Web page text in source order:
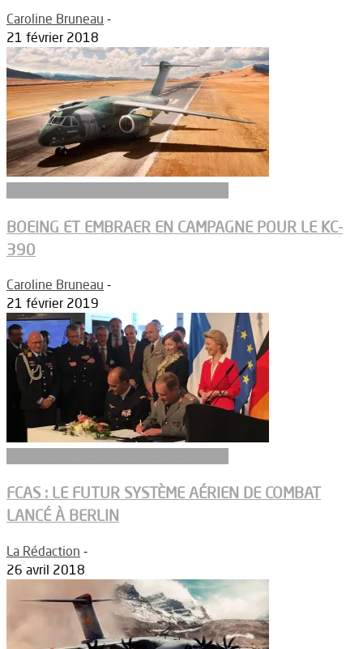
Caroline Bruneau -
21 février 2018
BOEING ET EMBRAER EN CAMPAGNE POUR LE KC-
390
Caroline Bruneau -
21 février 2019
FCAS : LE FUTUR SYSTÈME AÉRIEN DE COMBAT
LANCÉ À BERLIN
La Rédaction -
26 avril 2018